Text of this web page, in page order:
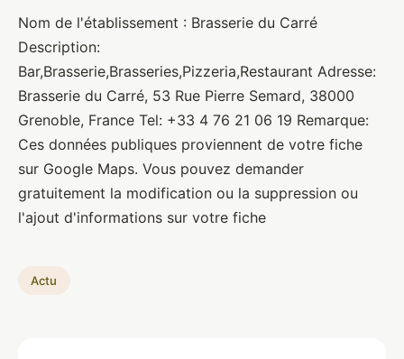
Brasserie du Carré
Brasseurs•10 janvier 2022 •1 min de lecture
Nom de l'établissement : Brasserie du Carré
Description:
Bar,Brasserie,Brasseries,Pizzeria,Restaurant Adresse:
Brasserie du Carré, 53 Rue Pierre Semard, 38000
Grenoble, France Tel: +33 4 76 21 06 19 Remarque:
Ces données publiques proviennent de votre fiche
sur Google Maps. Vous pouvez demander
gratuitement la modification ou la suppression ou
l'ajout d'informations sur votre fiche
Actu